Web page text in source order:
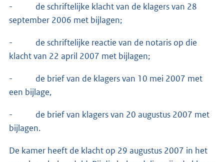
- de schriftelijke klacht van de klagers van 28
september 2006 met bijlagen;
- de schriftelijke reactie van de notaris op die
klacht van 22 april 2007 met bijlagen;
- de brief van de klagers van 10 mei 2007 met
een bijlage,
- de brief van klagers van 20 augustus 2007 met
bijlagen.
De kamer heeft de klacht op 29 augustus 2007 in het